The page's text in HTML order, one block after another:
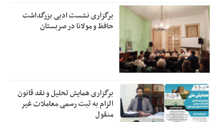
برگزاری نشست ادبی بزرگداشت
حافظ و مولانا در صربستان
برگزاری همایش تحلیل و نقد قانون
الزام به ثبت رسمی معاملات غیر
منقول